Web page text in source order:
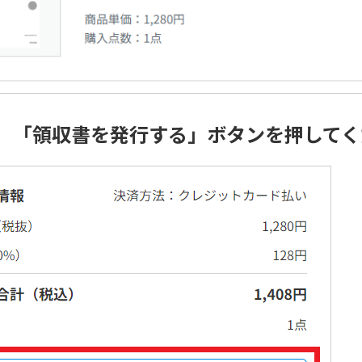
「領収書を発行する」ボタンを押してく